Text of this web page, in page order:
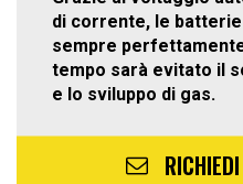
di corrente, le
sempre
tempo sarà evitato il
e lo sviluppo di gas.